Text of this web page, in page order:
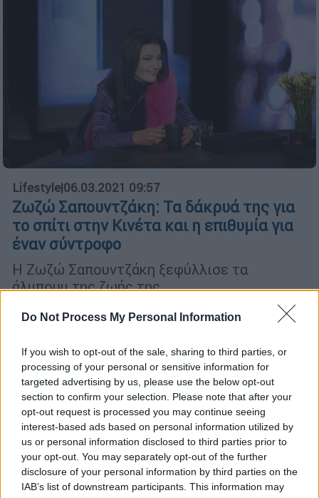
Do Not Process My Personal Information
If you wish to opt-out of the sale, sharing to third parties, or
processing of your personal or sensitive information for
targeted advertising by us, please use the below opt-out
section to confirm your selection. Please note that after your
opt-out request is processed you may continue seeing
interest-based ads based on personal information utilized by
us or personal information disclosed to third parties prior to
your opt-out. You may separately opt-out of the further
disclosure of your personal information by third parties on the
IAB’s list of downstream participants. This information may
Lifestyle|06.03.2021 09:57
Ζωζώ Σαπουντζάκη: Τα δάκρυά της για
το σπίτι στην Κινέτα και η επιθυμία για
έναν σύντροφο
Η Ζωζώ Σαπουντζάκη ξεφύλλισε τα
άλμπουμ της ζωής της